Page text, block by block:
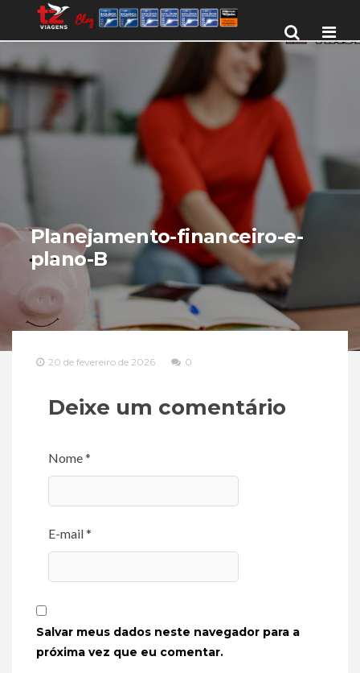
Planejamento-financeiro-e-
plano-B
20 de fevereiro de 2026 0
Deixe um comentário
Nome *
E-mail *
Salvar meus dados neste navegador para a
próxima vez que eu comentar.